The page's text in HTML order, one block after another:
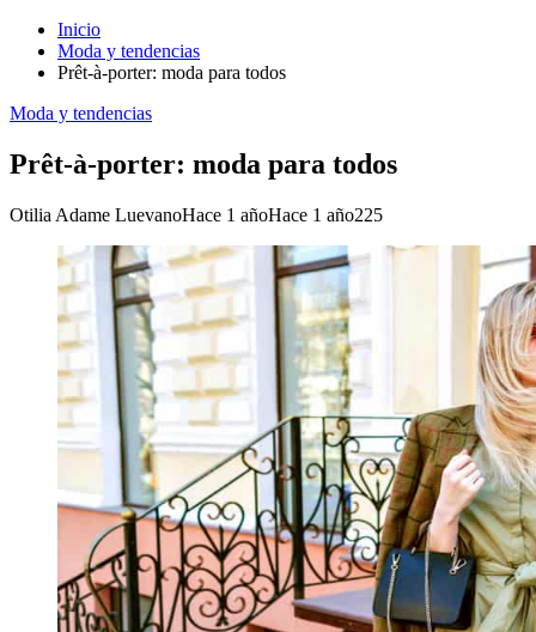
Inicio
Moda y tendencias
Prêt-à-porter: moda para todos
Moda y tendencias
Prêt-à-porter: moda para todos
Otilia Adame LuevanoHace 1 añoHace 1 año225